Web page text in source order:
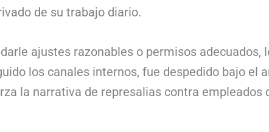
de su trabajo diario.
ajustes razonables o permisos adecuados,
los canales internos, fue despedido bajo el
la narrativa de represalias contra empleados